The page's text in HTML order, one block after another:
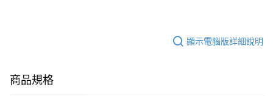
顯示電腦版詳細說明
商品規格